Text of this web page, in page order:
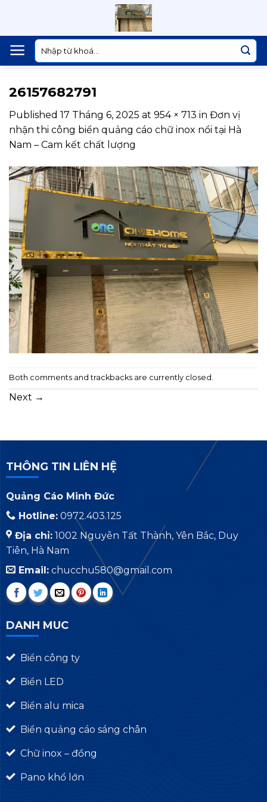
content
Tìm
kiếm:
26157682791
Published 17 Tháng 6, 2025 at 954 × 713 in Đơn vị
nhận thi công biển quảng cáo chữ inox nổi tại Hà
Nam – Cam kết chất lượng
Both comments and trackbacks are currently closed.
Next →
THÔNG TIN LIÊN HỆ
Quảng Cáo Minh Đức
Hotline:0972.403.125
Địa chỉ:1002 Nguyễn Tất Thành, Yên Bắc, Duy
Tiên, Hà Nam
Email:chucchu580@gmail.com
DANH MUC
Biển công ty
Biển LED
Biển alu mica
Biển quảng cáo sáng chân
Chữ inox – đồng
Pano khổ lớn